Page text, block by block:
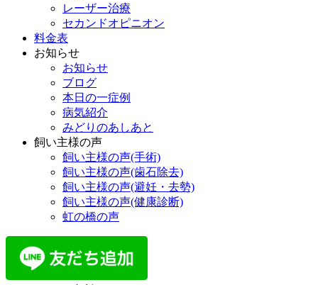
レーザー治療
セカンドオピニオン
料金表
お知らせ
お知らせ
ブログ
本日の一症例
病気紹介
みどりのあしあと
飼い主様の声
飼い主様の声(手術)
飼い主様の声(歯石除去)
飼い主様の声(避妊・去勢)
飼い主様の声(健康診断)
虹の橋の声